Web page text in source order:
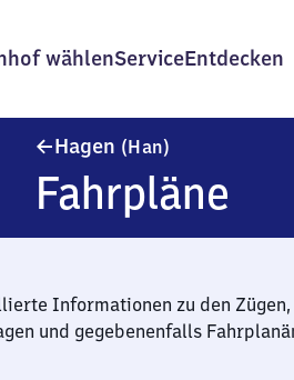
wählenServiceEntdecken
Hagen (Han)
Fahrpläne
Informationen zu den
und gegebenenfalls